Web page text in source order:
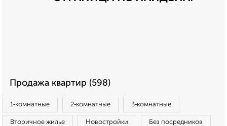
Продажа квартир (598)
1‑комнатные 2‑комнатные 3‑комнатные
Вторичное жилье Новостройки Без посредников